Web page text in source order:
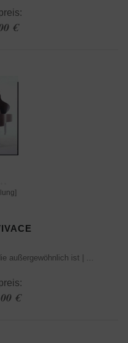
€
außergewöhnlich ist | ...
€